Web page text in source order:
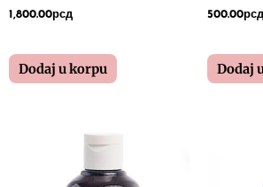
1,800.00рсд
Dodaj u korpu
500.00рсд
Dodaj